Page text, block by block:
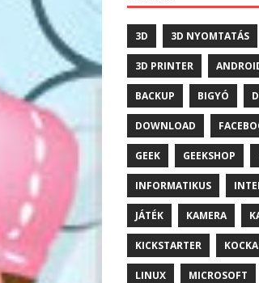
3D 3D NYOMTATÁS
3D PRINTER
BACKUP BIGYÓ
DOWNLOAD
GEEK GEEKSHOP
INFORMATIKUS
JÁTÉK KAMERA
KICKSTARTER
LINUX MICROSOFT